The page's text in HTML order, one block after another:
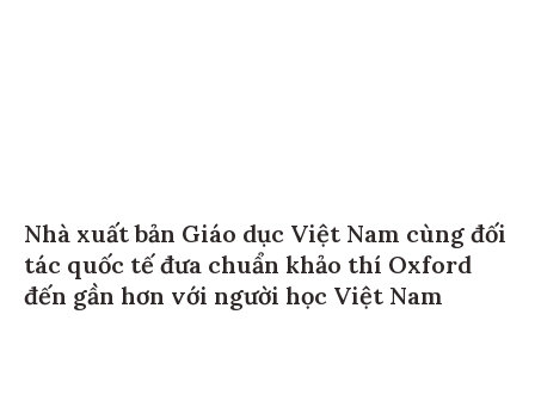
Nhà xuất bản Giáo dục Việt Nam cùng đối
tác quốc tế đưa chuẩn khảo thí Oxford
đến gần hơn với người học Việt Nam